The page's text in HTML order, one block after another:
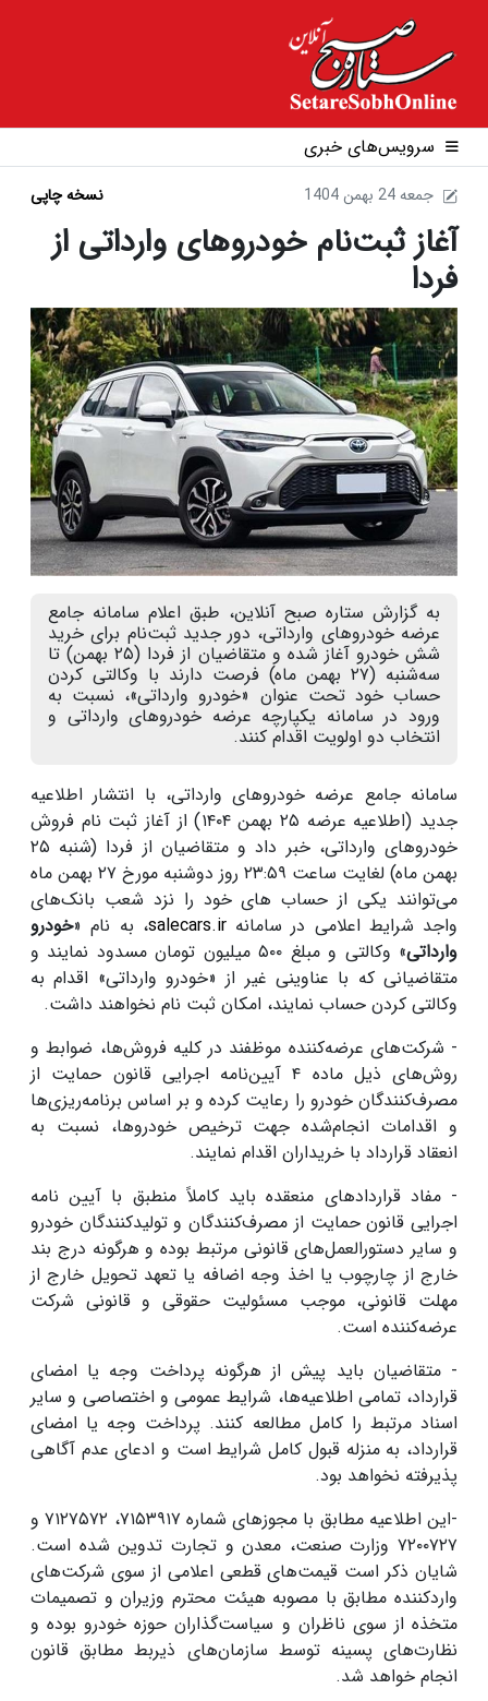
سرویس‌های خبری
1404 جمعه 24 بهمن نسخه چاپی
آغاز ثبت‌نام خودروهای وارداتی از
فردا
به گزارش ستاره صبح آنلاین، طبق اعلام سامانه جامع
عرضه خودروهای وارداتی، دور جدید ثبت‌نام برای خرید
شش خودرو آغاز شده و متقاضیان از فردا (۲۵ بهمن) تا
سه‌شنبه (۲۷ بهمن ماه) فرصت دارند با وکالتی کردن
حساب خود تحت عنوان «خودرو وارداتی»، نسبت به
ورود در سامانه یکپارچه عرضه خودروهای وارداتی و
انتخاب دو اولویت اقدام کنند.
سامانه جامع عرضه خودروهای وارداتی، با انتشار اطلاعیه
جدید (اطلاعیه عرضه ۲۵ بهمن ۱۴۰۴) از آغاز ثبت نام فروش
خودروهای وارداتی، خبر داد و متقاضیان از فردا (شنبه ۲۵
بهمن ماه) لغایت ساعت ۲۳:۵۹ روز دوشنبه مورخ ۲۷ بهمن ماه
می‌توانند یکی از حساب های خود را نزد شعب بانک‌های
واجد شرایط اعلامی در سامانهsalecars.ir، به نام «خودرو
وارداتی
» وکالتی و مبلغ ۵۰۰ میلیون تومان مسدود نمایند و
متقاضیانی که با عناوینی غیر از «خودرو وارداتی» اقدام به
وکالتی کردن حساب نمایند، امکان ثبت نام نخواهند داشت.
- شرکت‌های عرضه‌کننده موظفند در کلیه فروش‌ها، ضوابط و
روش‌های ذیل ماده ۴ آیین‌نامه اجرایی قانون حمایت از
مصرف‌کنندگان خودرو را رعایت کرده و بر اساس برنامه‌ریزی‌ها
و اقدامات انجام‌شده جهت ترخیص خودروها، نسبت به
انعقاد قرارداد با خریداران اقدام نمایند.
- مفاد قراردادهای منعقده باید کاملاً منطبق با آیین نامه
اجرایی قانون حمایت از مصرف‌کنندگان و تولیدکنندگان خودرو
و سایر دستورالعمل‌های قانونی مرتبط بوده و هرگونه درج بند
خارج از چارچوب یا اخذ وجه اضافه یا تعهد تحویل خارج از
مهلت قانونی، موجب مسئولیت حقوقی و قانونی شرکت
عرضه‌کننده است.
- متقاضیان باید پیش از هرگونه پرداخت وجه یا امضای
قرارداد، تمامی اطلاعیه‌ها، شرایط عمومی و اختصاصی و سایر
اسناد مرتبط را کامل مطالعه کنند. پرداخت وجه یا امضای
قرارداد، به منزله قبول کامل شرایط است و ادعای عدم آگاهی
پذیرفته نخواهد بود.
-این اطلاعیه مطابق با مجوزهای شماره ۷١۵۳۹١۷، ۷۱۲۷۵۷۲ و
۷۲۰۰۷۲۷ وزارت صنعت، معدن و تجارت تدوین شده است.
شایان ذکر است قیمت‌های قطعی اعلامی از سوی شرکت‌های
واردکننده مطابق با مصوبه هیئت محترم وزیران و تصمیمات
متخذه از سوی ناظران و سیاست‌گذاران حوزه خودرو بوده و
نظارت‌های پسینه توسط سازمان‌های ذیربط مطابق قانون
انجام خواهد شد.